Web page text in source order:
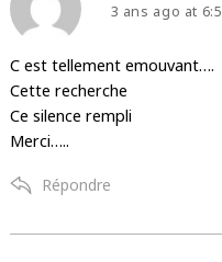
3 ans ago at
C est tellement emouvant….
Cette recherche
Ce silence rempli
Merci…..
Répondre